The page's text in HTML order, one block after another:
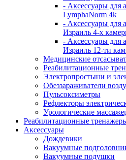
- Аксессуары для
LymphaNorm 4k
- Аксессуары для
Израиль 4-х
- Аксессуары для
Израиль 12-ти
Медицинские
Реабилитационные
Электропростыни и
Обеззараживатели
Пульсоксиметры
Рефлекторы
Урологические
Реабилитационные
Аксессуары
Дождевики
Вакуумные
Вакуумные подушки